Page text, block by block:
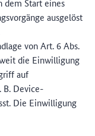
ausgelöst
von Art. 6 Abs.
die Einwilligung
auf
B. Device-
Die Einwilligung